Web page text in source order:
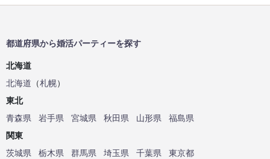
都道府県から婚活パーティーを探す
北海道
北海道 （札幌）
東北
青森県
岩手県 宮城県 秋田県 山形県
福島県
関東
茨城県
栃木県 群馬県 埼玉県 千葉県
東京都